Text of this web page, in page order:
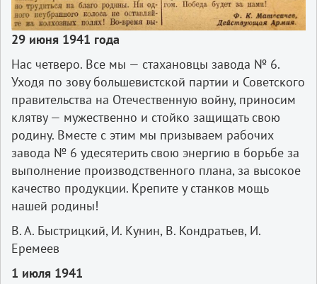
29 июня 1941 года
Нас четверо. Все мы — стахановцы завода № 6.
Уходя по зову большевистской партии и Советского
правительства на Отечественную войну, приносим
клятву — мужественно и стойко защищать свою
родину. Вместе с этим мы призываем рабочих
завода № 6 удесятерить свою энергию в борьбе за
выполнение производственного плана, за высокое
качество продукции. Крепите у станков мощь
нашей родины!
В. А. Быстрицкий, И. Кунин, В. Кондратьев, И.
Еремеев
1 июля 1941